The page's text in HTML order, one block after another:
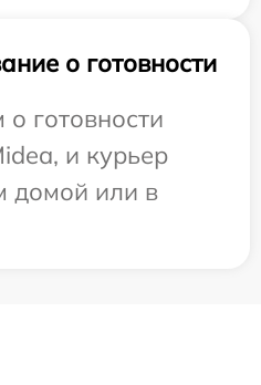
о готовности
готовности
и курьер
домой или в